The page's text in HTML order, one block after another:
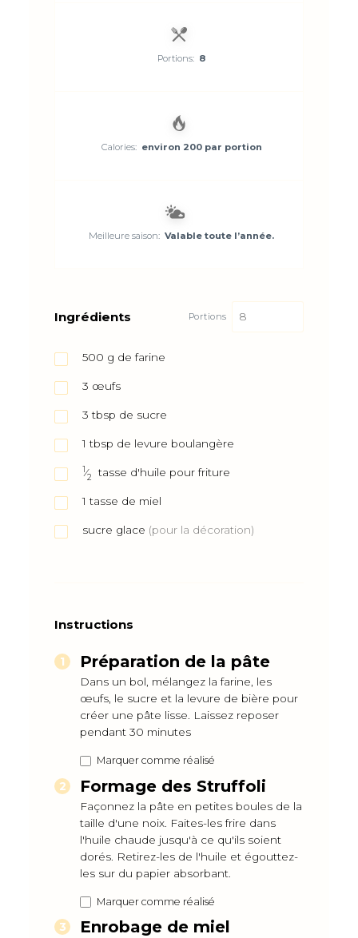
Portions: 8
Calories: environ 200 par portion
Meilleure saison: Valable toute l’année.
Ingrédients Portions
500 g de farine
3 œufs
3 tbsp de sucre
1 tbsp de levure boulangère
1⁄2 tasse d'huile pour friture
1 tasse de miel
sucre glace (pour la décoration)
Instructions
Préparation de la pâte
Dans un bol, mélangez la farine, les
œufs, le sucre et la levure de bière pour
créer une pâte lisse. Laissez reposer
pendant 30 minutes
Marquer comme réalisé
Formage des Struffoli
Façonnez la pâte en petites boules de la
taille d'une noix. Faites-les frire dans
l'huile chaude jusqu'à ce qu'ils soient
dorés. Retirez-les de l'huile et égouttez-
les sur du papier absorbant.
Marquer comme réalisé
Enrobage de miel